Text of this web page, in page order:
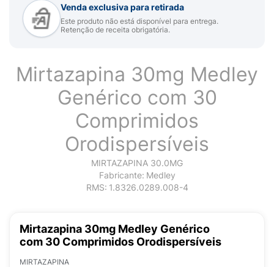
Venda exclusiva para retirada
Este produto não está disponível para entrega.
Retenção de receita obrigatória.
Mirtazapina 30mg Medley
Genérico com 30
Comprimidos
Orodispersíveis
MIRTAZAPINA 30.0MG
Fabricante: Medley
RMS: 1.8326.0289.008-4
Mirtazapina 30mg Medley Genérico
com 30 Comprimidos Orodispersíveis
MIRTAZAPINA